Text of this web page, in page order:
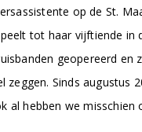
op de St.
tot haar vijftiende in
geopereerd en
zeggen. Sinds augustus
al hebben we